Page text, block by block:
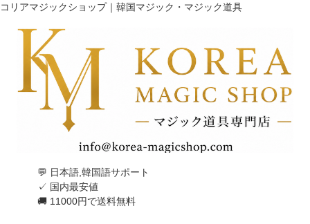
コリアマジックショップ｜韓国マジック・マジック道具
💬 日本語,韓国語サポート
✓ 国内最安値
🚚 11000円で送料無料